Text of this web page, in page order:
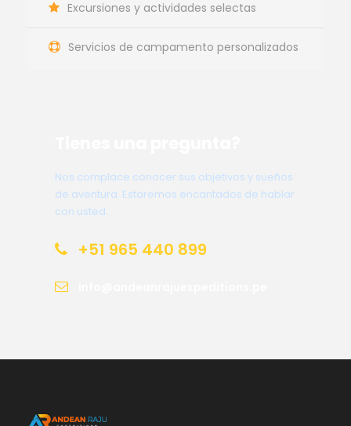
Excursiones y actividades selectas
Servicios de campamento personalizados
Nos complace conocer sus objetivos y sueños
de aventura. Estaremos encantados de hablar
con usted.
+51 965 440 899